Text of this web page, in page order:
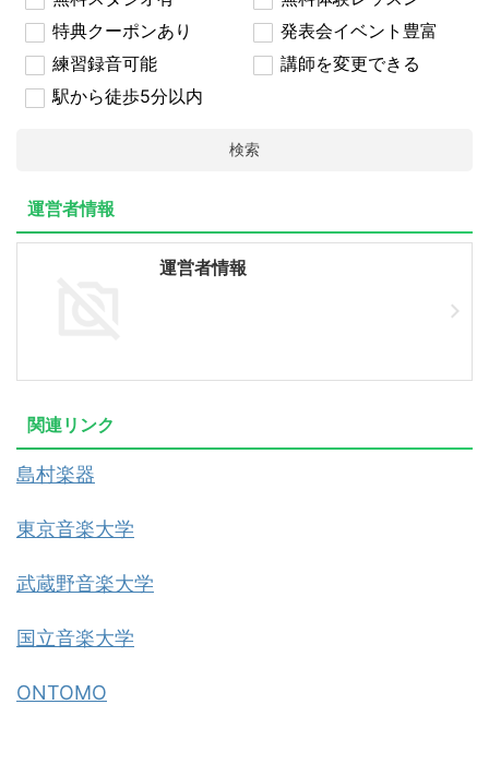
特典クーポンあり
発表会イベント豊富
練習録音可能
講師を変更できる
駅から徒歩5分以内
検索
運営者情報
運営者情報
関連リンク
島村楽器
東京音楽大学
武蔵野音楽大学
国立音楽大学
ONTOMO